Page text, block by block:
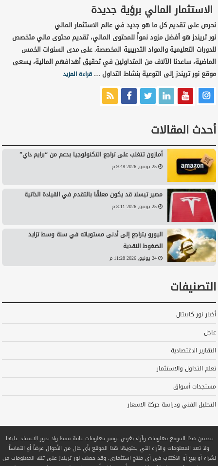
الاستثمار المالي برؤية جديدة
نحرص على تقديم كل ما هو جديد في عالم الاستثمار المالي
نور تريندز هو أفضل مزود نمواً للمحتوى المالي، تقديم محتوى مالي متخصص
للدورات التعليمية والمواد التدريبية المخصصة. على مدى السنوات الخمس
الماضية، ساعدنا الآلاف من المتداولين في تحقيق أهدافهم المالية، يسعى
موقع نور تريندز إلى التوعية بنشاط التداول …قراءة المزيد
أحدث المقالات
أمازون تتغلب على تراجع التكنولوجيا بدعم من “برايم داي”
25 يونيو, 2026 9:48 م
مصير تيسلا قد يكون معلقًا بالتقدم في القيادة الذاتية
25 يونيو, 2026 8:11 م
اليورو يتراجع إلى أدنى مستوياته في سنة وسط تزايد
الضغوط النقدية
24 يونيو, 2026 11:28 م
التصنيفات
أخبار نور كابيتال
عاجل
التقارير الاقتصادية
تعلم التداول والاستثمار
مستجدات أسواق
التحليل الفني ودراسة حركة الاسعار
يتضمن هذا الموقع معلومات وآراء بغرض توفير معلومات عامة فقط ولا يجوز الاعتماد عليها.
ولا تعد المعلومات والآراء التي يحتويها هذا الموقع بأي حال من الأحوال عرضاً أو التماساً
لشراء أو بيع أو الاكتتاب في أي منتج استثماري. وقد حصلت نور تريندز على تلك المعلومات من